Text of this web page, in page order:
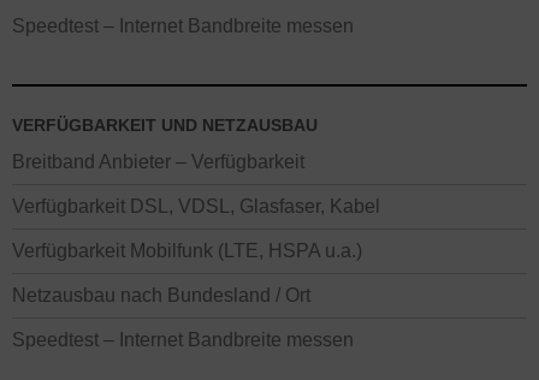
Speedtest – Internet Bandbreite messen
VERFÜGBARKEIT UND NETZAUSBAU
Breitband Anbieter – Verfügbarkeit
Verfügbarkeit DSL, VDSL, Glasfaser, Kabel
Verfügbarkeit Mobilfunk (LTE, HSPA u.a.)
Netzausbau nach Bundesland / Ort
Speedtest – Internet Bandbreite messen